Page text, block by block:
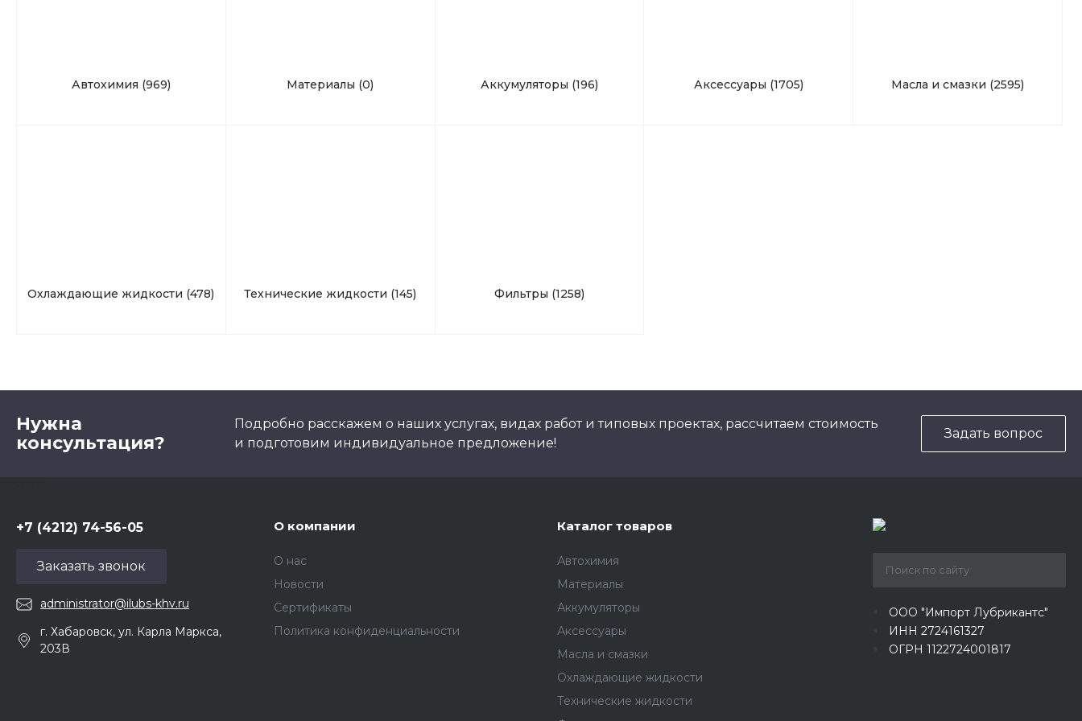
Автохимия (969) Материалы (0) Аккумуляторы (196) Аксессуары (1705) Масла и смазки (2595)
Охлаждающие жидкости (478) Технические жидкости (145) Фильтры (1258)
Нужна
консультация?
Подробно расскажем о наших услугах, видах работ и типовых проектах, рассчитаем стоимость
и подготовим индивидуальное предложение!
Задать вопрос
+7 (4212) 74-56-05
Заказать звонок
administrator@ilubs-khv.ru
г. Хабаровск, ул. Карла Маркса,
203В
О компании
О нас
Новости
Сертификаты
Политика конфиденциальности
Каталог товаров
Автохимия
Материалы
Аккумуляторы
Аксессуары
Масла и смазки
Охлаждающие жидкости
Технические жидкости
ООО "Импорт Лубрикантс"
ИНН 2724161327
ОГРН 1122724001817